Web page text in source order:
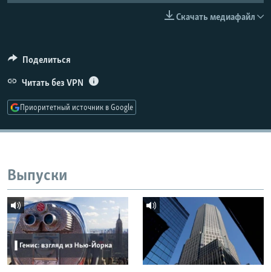
СОЦИАЛЬНЫЕ СЕТИ
Скачать медиафайл
Поделиться
Читать без VPN
Приоритетный источник в Google
Выпуски